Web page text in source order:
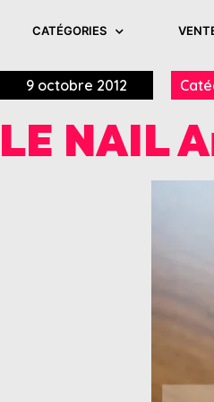
CATÉGORIES
9 octobre 2012
LE NAIL